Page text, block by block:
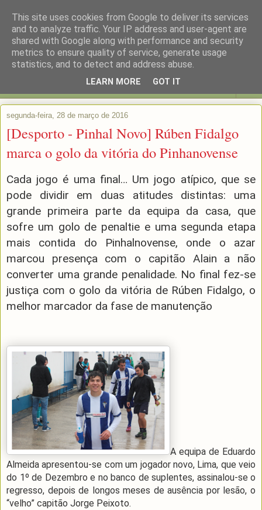
segunda-feira, 28 de março de 2016
[Desporto - Pinhal Novo] Rúben Fidalgo
marca o golo da vitória do Pinhanovense
Cada jogo é uma final… Um jogo atípico, que se
pode dividir em duas atitudes distintas: uma
grande primeira parte da equipa da casa, que
sofre um golo de penaltie e uma segunda etapa
mais contida do Pinhalnovense, onde o azar
marcou presença com o capitão Alain a não
converter uma grande penalidade. No final fez-se
justiça com o golo da vitória de Rúben Fidalgo, o
melhor marcador da fase de manutenção
A equipa de Eduardo
Almeida apresentou-se com um jogador novo, Lima, que veio
do 1º de Dezembro e no banco de suplentes, assinalou-se o
regresso, depois de longos meses de ausência por lesão, o
“velho” capitão Jorge Peixoto.
This site uses cookies from Google to deliver its services
and to analyze traffic. Your IP address and user-agent are
shared with Google along with performance and security
metrics to ensure quality of service, generate usage
statistics, and to detect and address abuse.
LEARN MORE GOT IT